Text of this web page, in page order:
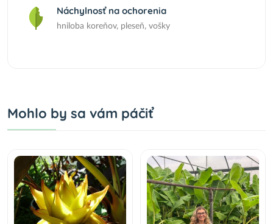
Náchylnosť na ochorenia
hniloba koreňov, pleseň, vošky
Mohlo by sa vám páčiť